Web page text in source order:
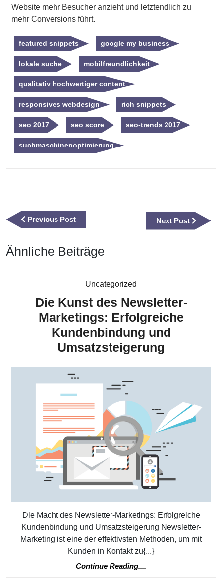
Website mehr Besucher anzieht und letztendlich zu
mehr Conversions führt.
featured snippets google my business
lokale suche mobilfreundlichkeit
qualitativ hochwertiger content
responsives webdesign rich snippets
seo 2017 seo score seo-trends 2017
suchmaschinenoptimierung
Previous PostPrevious
Post
Next Post
Next
Post
Ähnliche Beiträge
Uncategorized
Die Kunst des Newsletter-
Marketings: Erfolgreiche
Kundenbindung und
Umsatzsteigerung
und
Die Macht des Newsletter-Marketings: Erfolgreiche
Kundenbindung und Umsatzsteigerung Newsletter-
Marketing ist eine der effektivsten Methoden, um mit
Kunden in Kontakt zu{...}
Continue Reading....